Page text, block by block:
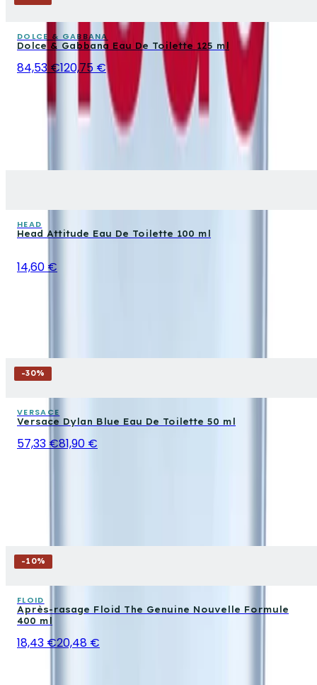
DOLCE & GABBANA
Dolce & Gabbana Eau De Toilette 125 ml
84,53 €120,75 €
HEAD
Head Attitude Eau De Toilette 100 ml
14,60 €
-30%
VERSACE
Versace Dylan Blue Eau De Toilette 50 ml
57,33 €81,90 €
-10%
FLOID
Après-rasage Floid The Genuine Nouvelle Formule
400 ml
18,43 €20,48 €